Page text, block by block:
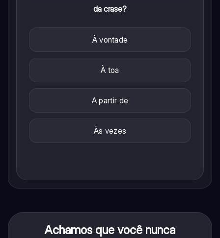
da crase?
À vontade
À toa
A partir de
Às vezes
Achamos que você nunca